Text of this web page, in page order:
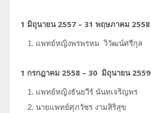
1 มิถุนายน 2557 – 31 พฤษภาคม 2558
แพทย์หญิงพรพรหม วิวัฒน์ศรีกุล
1 กรกฎาคม 2558 – 30 มิถุนายน 2559
แพทย์หญิงธันยวีร์ นันทเจริญพร
นายแพทย์ศุภวัชร งามสิริสุข